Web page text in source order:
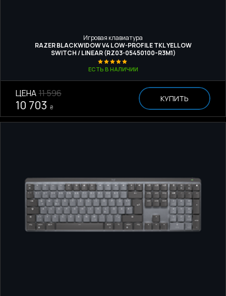
Игровая клавиатура
RAZER BLACKWIDOW V4 LOW-PROFILE TKL YELLOW
SWITCH / LINEAR (RZ03-05450100-R3M1)
ЕСТЬ В НАЛИЧИИ
ЦЕНА 11 596
10 703 ₴
КУПИТЬ